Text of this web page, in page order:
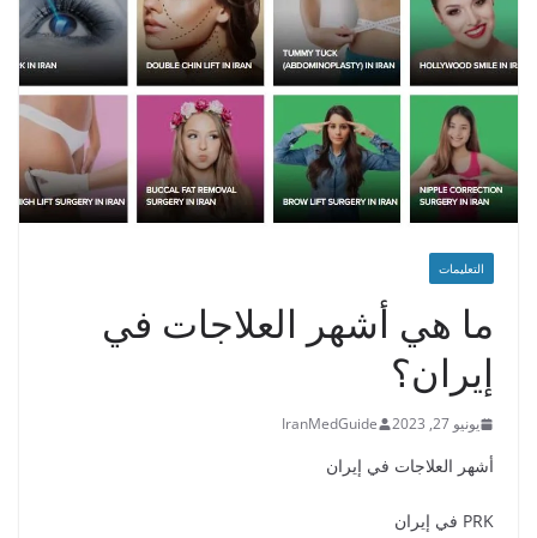
التعليمات
ما هي أشهر العلاجات في
إيران؟
يونيو 27, 2023 IranMedGuide
أشهر العلاجات في إيران
PRK في إيران